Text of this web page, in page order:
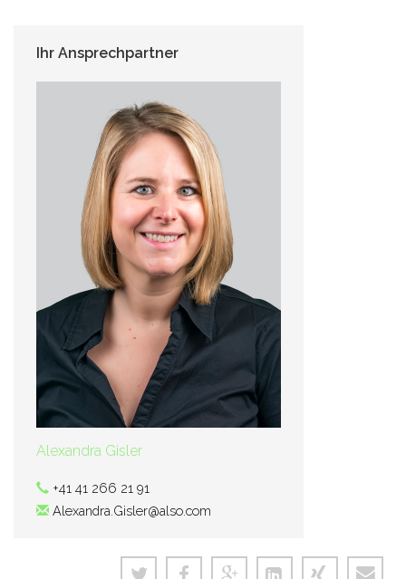
Ihr Ansprechpartner
Alexandra Gisler
+41 41 266 21 91
Alexandra.Gisler@also.com